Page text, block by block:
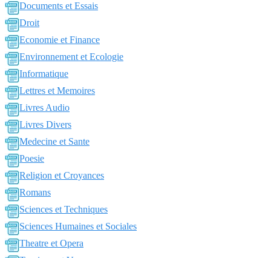
Documents et Essais
Droit
Economie et Finance
Environnement et Ecologie
Informatique
Lettres et Memoires
Livres Audio
Livres Divers
Medecine et Sante
Poesie
Religion et Croyances
Romans
Sciences et Techniques
Sciences Humaines et Sociales
Theatre et Opera